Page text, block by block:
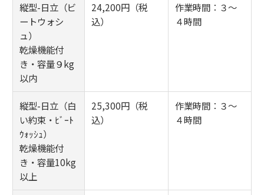
縦型-日立（ビ
ートウォシ
ュ）
乾燥機能付
き・容量９kg
以内
24,200円（税
込）
作業時間：３～
４時間
縦型-日立（白
い約束・ﾋﾞｰﾄ
ｳｫｯｼｭ）
乾燥機能付
き・容量10kg
以上
25,300円（税
込）
作業時間：３～
４時間